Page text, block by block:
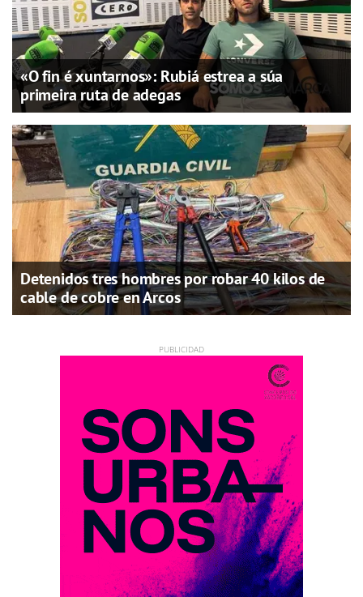
«O fin é xuntarnos»: Rubiá estrea a súa
primeira ruta de adegas
Detenidos tres hombres por robar 40 kilos de
cable de cobre en Arcos